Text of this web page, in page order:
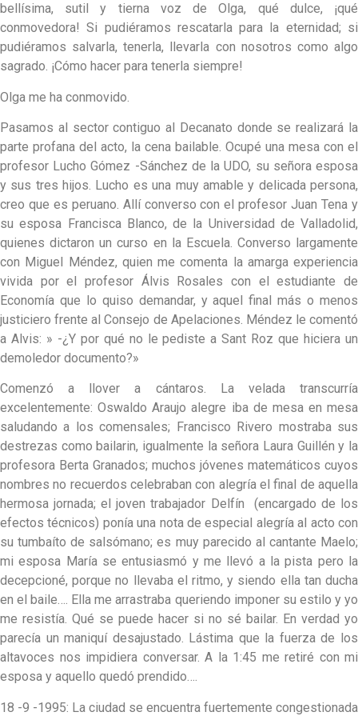
bellísima, sutil y tierna voz de Olga, qué dulce, ¡qué
conmovedora! Si pudiéramos rescatarla para la eternidad; si
pudiéramos salvarla, tenerla, llevarla con nosotros como algo
sagrado. ¡Cómo hacer para tenerla siempre!
Olga me ha conmovido.
Pasamos al sector contiguo al Decanato donde se realizará la
parte profana del acto, la cena bailable. Ocupé una mesa con el
profesor Lucho Gómez -Sánchez de la UDO, su señora esposa
y sus tres hijos. Lucho es una muy amable y delicada persona,
creo que es peruano. Allí converso con el profesor Juan Tena y
su esposa Francisca Blanco, de la Universidad de Valladolid,
quienes dictaron un curso en la Escuela. Converso largamente
con Miguel Méndez, quien me comenta la amarga experiencia
vivida por el profesor Álvis Rosales con el estudiante de
Economía que lo quiso demandar, y aquel final más o menos
justiciero frente al Consejo de Apelaciones. Méndez le comentó
a Alvis: » -¿Y por qué no le pediste a Sant Roz que hiciera un
demoledor documento?»
Comenzó a llover a cántaros. La velada transcurría
excelentemente: Oswaldo Araujo alegre iba de mesa en mesa
saludando a los comensales; Francisco Rivero mostraba sus
destrezas como bailarin, igualmente la señora Laura Guillén y la
profesora Berta Granados; muchos jóvenes matemáticos cuyos
nombres no recuerdos celebraban con alegría el final de aquella
hermosa jornada; el joven trabajador Delfín (encargado de los
efectos técnicos) ponía una nota de especial alegría al acto con
su tumbaíto de salsómano; es muy parecido al cantante Maelo;
mi esposa María se entusiasmó y me llevó a la pista pero la
decepcioné, porque no llevaba el ritmo, y siendo ella tan ducha
en el baile…. Ella me arrastraba queriendo imponer su estilo y yo
me resistía. Qué se puede hacer si no sé bailar. En verdad yo
parecía un maniquí desajustado. Lástima que la fuerza de los
altavoces nos impidiera conversar. A la 1:45 me retiré con mi
esposa y aquello quedó prendido….
18 -9 -1995: La ciudad se encuentra fuertemente congestionada